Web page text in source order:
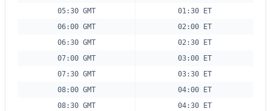
05:30 GMT
01:30 ET
06:00 GMT
02:00 ET
06:30 GMT
02:30 ET
07:00 GMT
03:00 ET
07:30 GMT
03:30 ET
08:00 GMT
04:00 ET
08:30 GMT
04:30 ET